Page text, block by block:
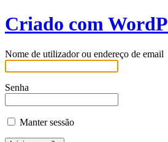
Criado com
Nome de utilizador ou endereço de email
Senha
Manter sessão